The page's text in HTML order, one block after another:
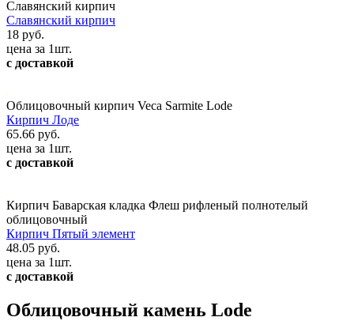
Славянский кирпич
Славянский кирпич
18 руб.
цена за 1шт.
с доставкой
Облицовочный кирпич Veca Sarmite Lode
Кирпич Лоде
65.66 руб.
цена за 1шт.
с доставкой
Кирпич Баварская кладка Флеш рифленый полнотелый
облицовочный
Кирпич Пятый элемент
48.05 руб.
цена за 1шт.
с доставкой
Облицовочный камень Lode